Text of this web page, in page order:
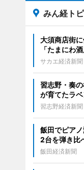
みん経ト
大須商店街
「たまにわ
サカエ経済新聞
習志野・奏
が育てたラ
習志野経済新聞
飯田でピア
2台を弾き比
飯田経済新聞